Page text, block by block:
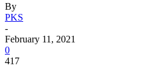
By
PKS
-
February 11, 2021
0
417